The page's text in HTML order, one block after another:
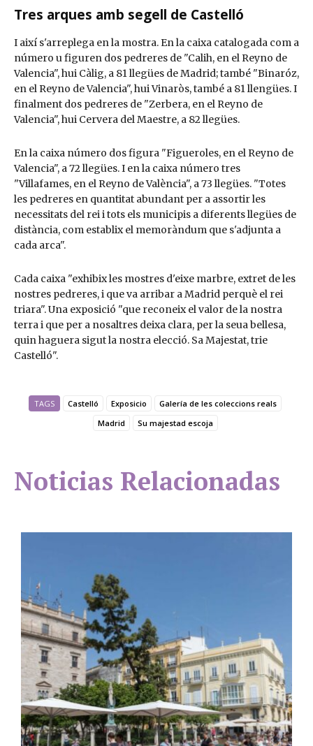
Tres arques amb segell de Castelló
I així s'arreplega en la mostra. En la caixa catalogada com a
número u figuren dos pedreres de "Calih, en el Reyno de
Valencia", hui Càlig, a 81 llegües de Madrid; també "Binaróz,
en el Reyno de Valencia", hui Vinaròs, també a 81 llengües. I
finalment dos pedreres de "Zerbera, en el Reyno de
Valencia", hui Cervera del Maestre, a 82 llegües.
En la caixa número dos figura "Figueroles, en el Reyno de
Valencia", a 72 llegües. I en la caixa número tres
"Villafames, en el Reyno de València", a 73 llegües. "Totes
les pedreres en quantitat abundant per a assortir les
necessitats del rei i tots els municipis a diferents llegües de
distància, com establix el memoràndum que s'adjunta a
cada arca".
Cada caixa "exhibix les mostres d'eixe marbre, extret de les
nostres pedreres, i que va arribar a Madrid perquè el rei
triara". Una exposició "que reconeix el valor de la nostra
terra i que per a nosaltres deixa clara, per la seua bellesa,
quin haguera sigut la nostra elecció. Sa Majestat, trie
Castelló".
TAGS Castelló Exposicio
Galería de les coleccions reals
Madrid
Su majestad escoja
Noticias Relacionadas